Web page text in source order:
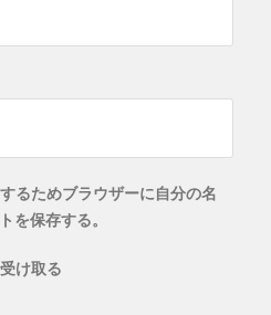
るためブラウザーに自分の名
を保存する。
け取る